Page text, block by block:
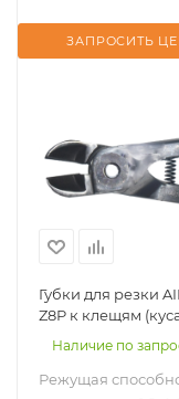
ЗАПРОСИТЬ
Губки для резки
Z8P к клещям
Наличие по
Режущая